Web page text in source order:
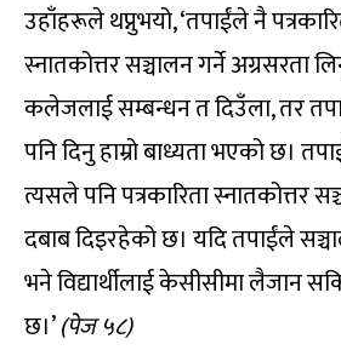
उहाँहरूले थप्नुभयो, ‘तपाईंले नै
स्नातकोत्तर सञ्चालन गर्ने अग्रसरता
कलेजलाई सम्बन्धन त दिउँला, तर
पनि दिनु हाम्रो बाध्यता भएको छ।
त्यसले पनि पत्रकारिता स्नातकोत्तर
दबाब दिइरहेको छ। यदि तपाईंले
भने विद्यार्थीलाई केसीसीमा लैजान
छ।’(पेज ५८)